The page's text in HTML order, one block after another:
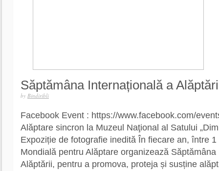
Săptămâna Internațională a
by Bindiribli
Facebook Event : https://www.facebook.com/
Alăptare sincron la Muzeul Naţional al Satului
Expoziție de fotografie inedită În fiecare an, între
Mondială pentru Alăptare organizează
Alăptării, pentru a promova, proteja și susține